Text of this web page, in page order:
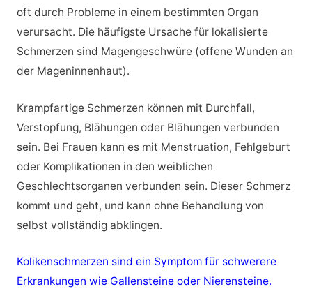
oft durch Probleme in einem bestimmten Organ
verursacht. Die häufigste Ursache für lokalisierte
Schmerzen sind Magengeschwüre (offene Wunden an
der Mageninnenhaut).
Krampfartige Schmerzen können mit Durchfall,
Verstopfung, Blähungen oder Blähungen verbunden
sein. Bei Frauen kann es mit Menstruation, Fehlgeburt
oder Komplikationen in den weiblichen
Geschlechtsorganen verbunden sein. Dieser Schmerz
kommt und geht, und kann ohne Behandlung von
selbst vollständig abklingen.
Kolikenschmerzen sind ein Symptom für schwerere
Erkrankungen wie Gallensteine oder Nierensteine.